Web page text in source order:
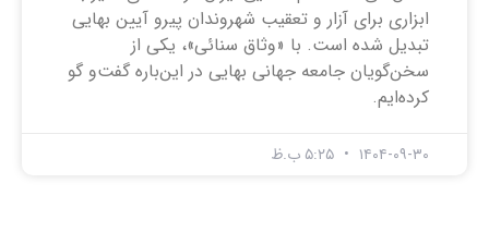
ابزاری برای آزار و تعقیب شهروندان پیرو آیین بهایی
تبدیل شده است. با «وثاق سنائی»، یکی از
سخن‌گویان جامعه جهانی بهایی در این‌باره گفت‌و گو
کرده‌ایم.
۱۴۰۴-۰۹-۳۰